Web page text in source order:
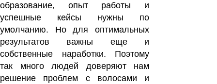
образование, опыт работы и
успешные кейсы нужны по
умолчанию. Но для оптимальных
результатов важны еще и
собственные наработки. Поэтому
так много людей доверяют нам
решение проблем с волосами и